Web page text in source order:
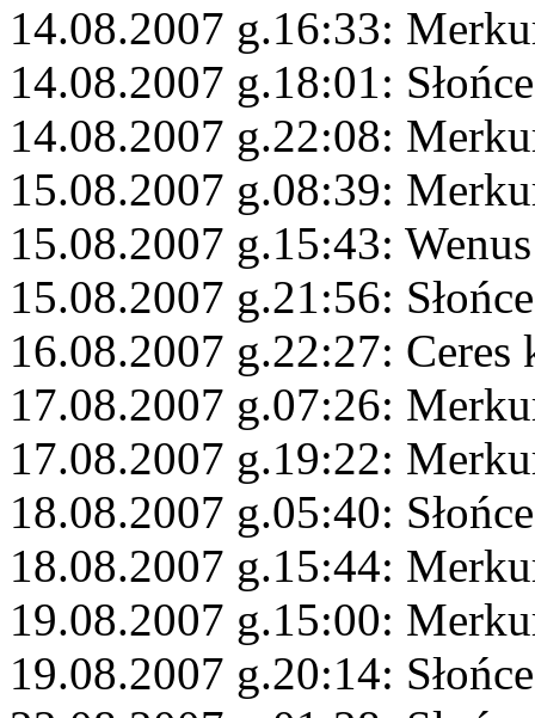
14.08.2007 g.16:33:
14.08.2007 g.18:01:
14.08.2007 g.22:08:
15.08.2007 g.08:39:
15.08.2007 g.15:43:
15.08.2007 g.21:56:
16.08.2007 g.22:27: Ceres
17.08.2007 g.07:26:
17.08.2007 g.19:22:
18.08.2007 g.05:40:
18.08.2007 g.15:44:
19.08.2007 g.15:00:
19.08.2007 g.20:14: